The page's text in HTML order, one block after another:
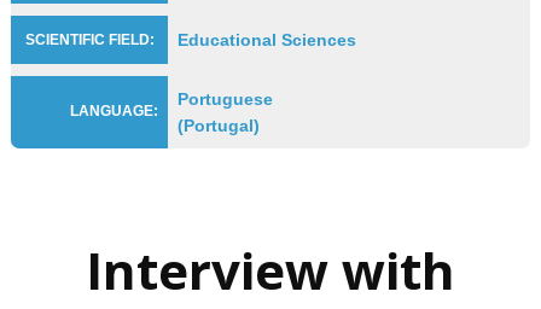
SCIENTIFIC FIELD: Educational Sciences
LANGUAGE:
Portuguese
(Portugal)
Interview with